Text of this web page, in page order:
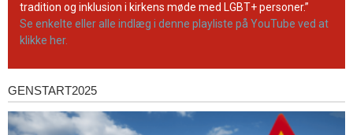
tradition og inklusion i kirkens møde med LGBT+ personer.”
Se enkelte eller alle indlæg i denne playliste på YouTube ved at
klikke her.
Genstart2025
GENSTART2025